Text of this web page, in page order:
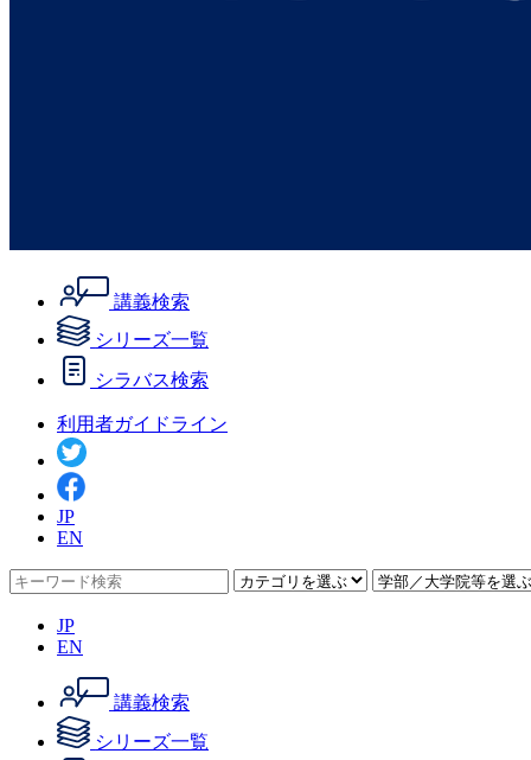
講義検索
シリーズ一覧
シラバス検索
利用者ガイドライン
JP
EN
JP
EN
講義検索
シリーズ一覧